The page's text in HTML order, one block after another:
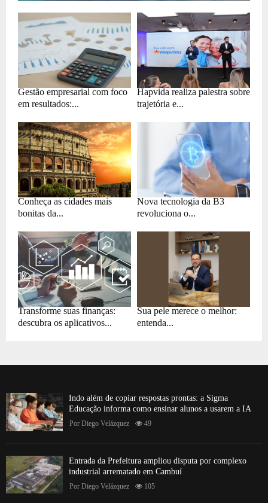
Gestão empresarial com foco
em resultados:...
Hapvida realiza palestra sobre
trajetória e...
Conheça as cidades mais
bonitas da...
Nova tecnologia da B3
revoluciona o...
Transforme suas finanças:
descubra os aplicativos...
Sua pele merece o melhor:
entenda...
Indo além de copiar respostas prontas: a Sigma
Educação informa como ensinar alunos a usarem a IA
Por Diego Velázquez 49
Entrada da Prefeitura ampliou disputa por complexo
industrial arrematado em Cambuí
Por Diego Velázquez 105